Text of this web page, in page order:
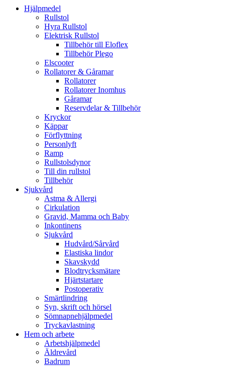
Hjälpmedel
Rullstol
Hyra Rullstol
Elektrisk Rullstol
Tillbehör till Eloflex
Tillbehör Plego
Elscooter
Rollatorer & Gåramar
Rollatorer
Rollatorer Inomhus
Gåramar
Reservdelar & Tillbehör
Kryckor
Käppar
Förflyttning
Personlyft
Ramp
Rullstolsdynor
Till din rullstol
Tillbehör
Sjukvård
Astma & Allergi
Cirkulation
Gravid, Mamma och Baby
Inkontinens
Sjukvård
Hudvård/Sårvård
Elastiska lindor
Skavskydd
Blodtrycksmätare
Hjärtstartare
Postoperativ
Smärtlindring
Syn, skrift och hörsel
Sömnapnehjälpmedel
Tryckavlastning
Hem och arbete
Arbetshjälpmedel
Äldrevård
Badrum